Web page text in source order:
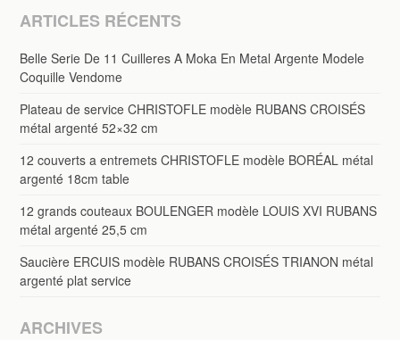
ARTICLES RÉCENTS
Belle Serie De 11 Cuilleres A Moka En Metal Argente Modele
Coquille Vendome
Plateau de service CHRISTOFLE modèle RUBANS CROISÉS
métal argenté 52×32 cm
12 couverts a entremets CHRISTOFLE modèle BORÉAL métal
argenté 18cm table
12 grands couteaux BOULENGER modèle LOUIS XVI RUBANS
métal argenté 25,5 cm
Saucière ERCUIS modèle RUBANS CROISÉS TRIANON métal
argenté plat service
ARCHIVES